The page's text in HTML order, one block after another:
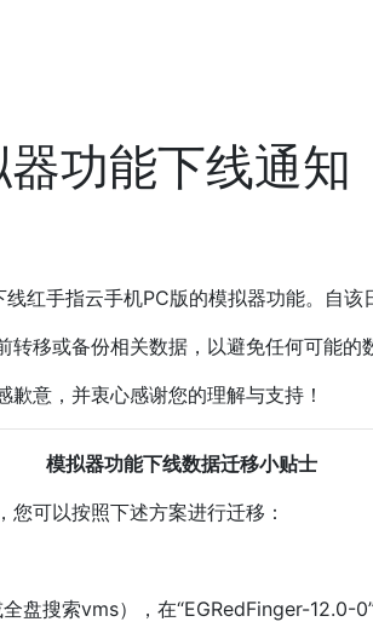
功能下线通知
手指云手机PC版的模拟器功能。自该
或备份相关数据，以避免任何可能的
意，并衷心感谢您的理解与支持！
模拟器功能下线数据迁移小贴士
可以按照下述方案进行迁移：
搜索vms），在“EGRedFinger-12.0-